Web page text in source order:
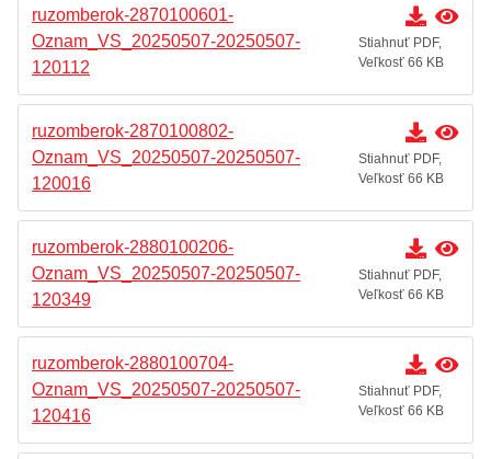
ruzomberok-2870100601-
Oznam_VS_20250507-20250507-
120112
Stiahnuť PDF,
Veľkosť 66 KB
ruzomberok-2870100802-
Oznam_VS_20250507-20250507-
120016
Stiahnuť PDF,
Veľkosť 66 KB
ruzomberok-2880100206-
Oznam_VS_20250507-20250507-
120349
Stiahnuť PDF,
Veľkosť 66 KB
ruzomberok-2880100704-
Oznam_VS_20250507-20250507-
120416
Stiahnuť PDF,
Veľkosť 66 KB